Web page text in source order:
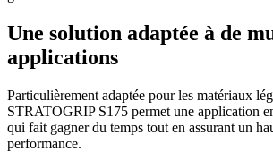
Une solution adaptée à de
applications
Particulièrement adaptée pour les matériaux
STRATOGRIP S175 permet une application
qui fait gagner du temps tout en assurant un
performance.